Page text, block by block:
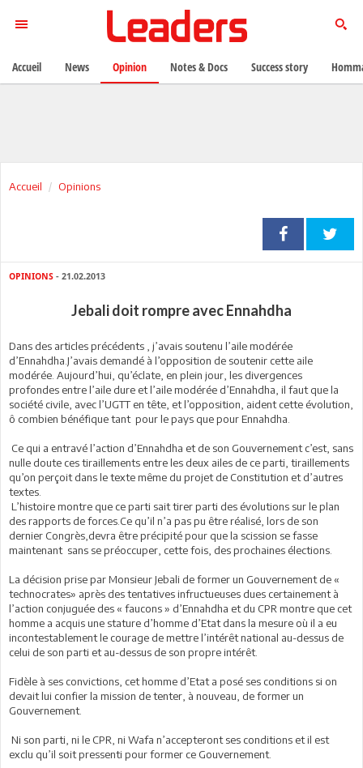
Accueil Opinions
OPINIONS - 21.02.2013
Jebali doit rompre avec Ennahdha
Dans des articles précédents , j’avais soutenu l’aile modérée
d’Ennahdha.J’avais demandé à l’opposition de soutenir cette aile
modérée. Aujourd’hui, qu’éclate, en plein jour, les divergences
profondes entre l’aile dure et l’aile modérée d’Ennahdha, il faut que la
société civile, avec l’UGTT en tête, et l’opposition, aident cette évolution,
ô combien bénéfique tant pour le pays que pour Ennahdha.
Ce qui a entravé l’action d’Ennahdha et de son Gouvernement c’est, sans
nulle doute ces tiraillements entre les deux ailes de ce parti, tiraillements
qu’on perçoit dans le texte même du projet de Constitution et d’autres
textes.
L’histoire montre que ce parti sait tirer parti des évolutions sur le plan
des rapports de forces.Ce qu’il n’a pas pu être réalisé, lors de son
dernier Congrès,devra être précipité pour que la scission se fasse
maintenant sans se préoccuper, cette fois, des prochaines élections.
La décision prise par Monsieur Jebali de former un Gouvernement de «
technocrates» après des tentatives infructueuses dues certainement à
l’action conjuguée des « faucons » d’Ennahdha et du CPR montre que cet
homme a acquis une stature d’homme d’Etat dans la mesure où il a eu
incontestablement le courage de mettre l’intérêt national au-dessus de
celui de son parti et au-dessus de son propre intérêt.
Fidèle à ses convictions, cet homme d’Etat a posé ses conditions si on
devait lui confier la mission de tenter, à nouveau, de former un
Gouvernement.
Ni son parti, ni le CPR, ni Wafa n’accepteront ses conditions et il est
exclu qu’il soit pressenti pour former ce Gouvernement.
Accueil News Opinion Notes & Docs Success story